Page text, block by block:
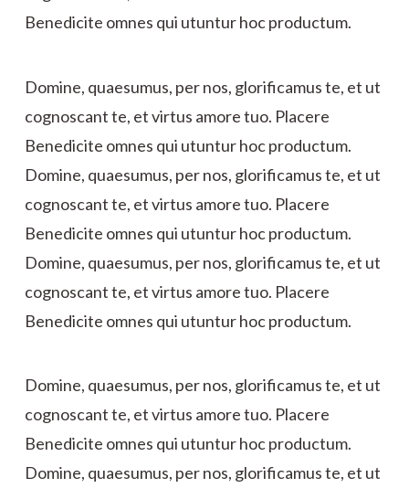
Benedicite omnes qui utuntur hoc productum.
Domine, quaesumus, per nos, glorificamus te, et ut
cognoscant te, et virtus amore tuo. Placere
Benedicite omnes qui utuntur hoc productum.
Domine, quaesumus, per nos, glorificamus te, et ut
cognoscant te, et virtus amore tuo. Placere
Benedicite omnes qui utuntur hoc productum.
Domine, quaesumus, per nos, glorificamus te, et ut
cognoscant te, et virtus amore tuo. Placere
Benedicite omnes qui utuntur hoc productum.
Domine, quaesumus, per nos, glorificamus te, et ut
cognoscant te, et virtus amore tuo. Placere
Benedicite omnes qui utuntur hoc productum.
Domine, quaesumus, per nos, glorificamus te, et ut